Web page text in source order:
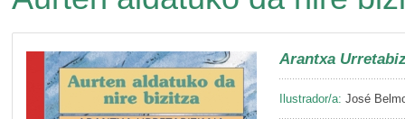
Arantxa
Ilustrador/a: José